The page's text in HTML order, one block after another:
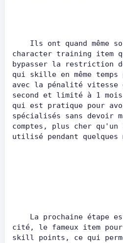
character training item
bypasser la restriction
qui skille en même temps
avec la pénalité vitesse
second et limité à 1
qui est pratique pour
spécialisés sans devoir
comptes, plus cher
utilisé pendant
cité, le fameux item pour
skill points, ce qui